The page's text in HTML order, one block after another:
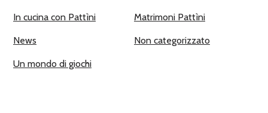
In cucina con Pattìni Matrimoni Pattìni
News Non categorizzato
Un mondo di giochi